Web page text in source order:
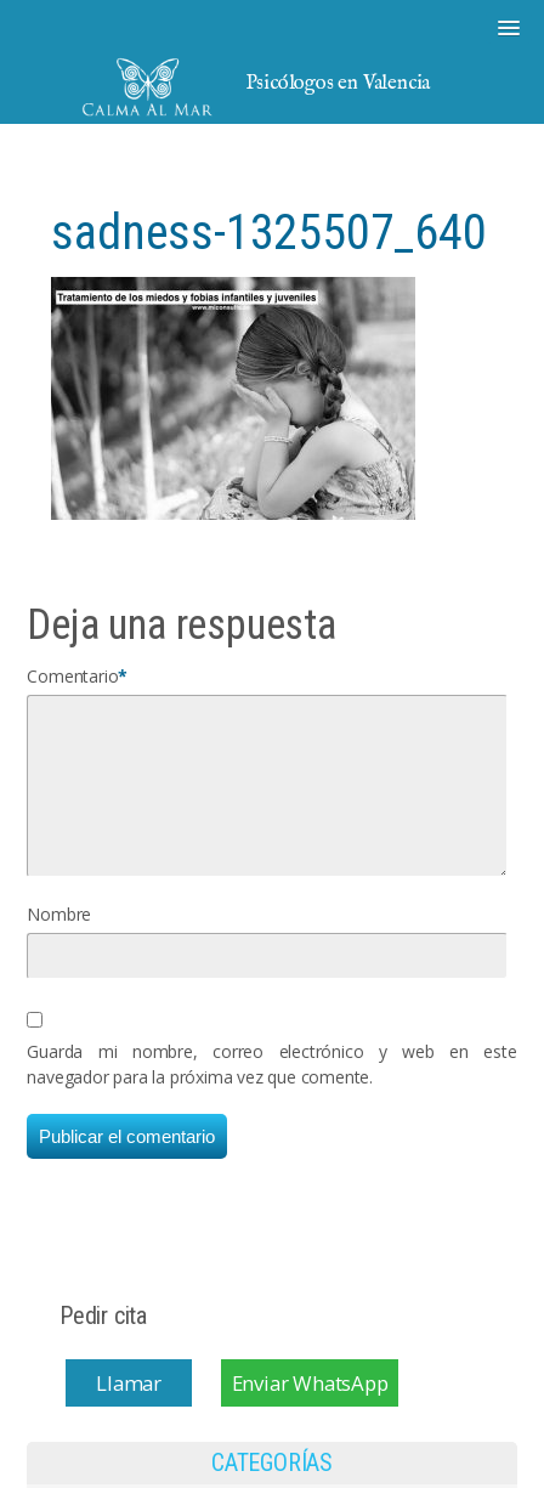
Psicólogos en Valencia
sadness-1325507_640
Deja una respuesta
Comentario*
Nombre
Guarda mi nombre, correo electrónico y web en este
navegador para la próxima vez que comente.
Pedir cita
Llamar Enviar WhatsApp
CATEGORÍAS